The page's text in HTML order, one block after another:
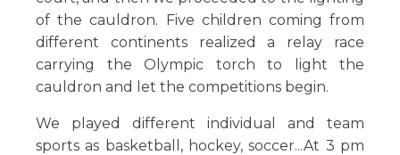
of the cauldron. Five children coming from
different continents realized a relay race
carrying the Olympic torch to light the
cauldron and let the competitions begin.
We played different individual and team
sports as basketball, hockey, soccer...At 3 pm